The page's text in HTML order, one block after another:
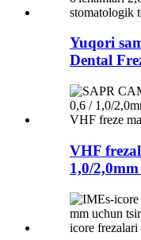
Yuqori
Dental
VHF
1,0/